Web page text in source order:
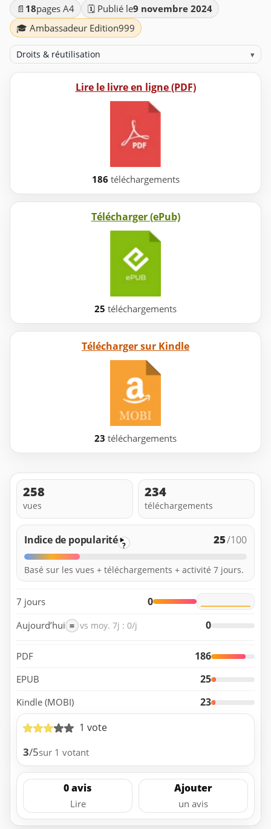
📄 18pages A4 🗓️ Publié le9 novembre 2024
🎓 Ambassadeur Edition999
Droits & réutilisation ▾
Lire le livre en ligne (PDF)
186 téléchargements
Télécharger (ePub)
25 téléchargements
Télécharger sur Kindle
23 téléchargements
258
vues
234
téléchargements
Indice de popularité ? 25/100
Basé sur les vues + téléchargements + activité 7 jours.
7 jours 0
Aujourd’hui = vs moy. 7j : 0/j 0
PDF 186
EPUB 25
Kindle (MOBI)
23
1 vote
3/5sur 1 votant
0 avis
Lire
Ajouter
un avis